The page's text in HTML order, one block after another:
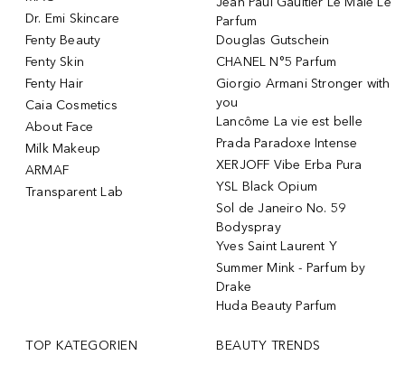
Dr. Emi Skincare
Fenty Beauty
Fenty Skin
Fenty Hair
Caia Cosmetics
About Face
Milk Makeup
ARMAF
Transparent Lab
Parfum
Douglas Gutschein
CHANEL N°5 Parfum
Giorgio Armani Stronger with
you
Lancôme La vie est belle
Prada Paradoxe Intense
XERJOFF Vibe Erba Pura
YSL Black Opium
Sol de Janeiro No. 59
Bodyspray
Yves Saint Laurent Y
Summer Mink - Parfum by
Drake
Huda Beauty Parfum
TOP KATEGORIEN BEAUTY TRENDS